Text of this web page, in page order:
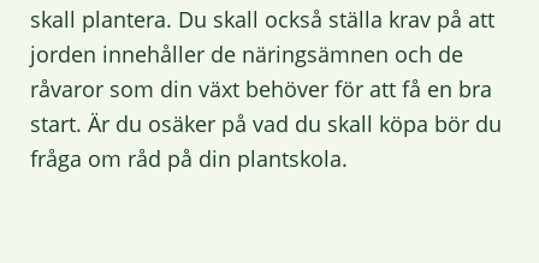
skall plantera. Du skall också ställa krav på att
jorden innehåller de näringsämnen och de
råvaror som din växt behöver för att få en bra
start. Är du osäker på vad du skall köpa bör du
fråga om råd på din plantskola.